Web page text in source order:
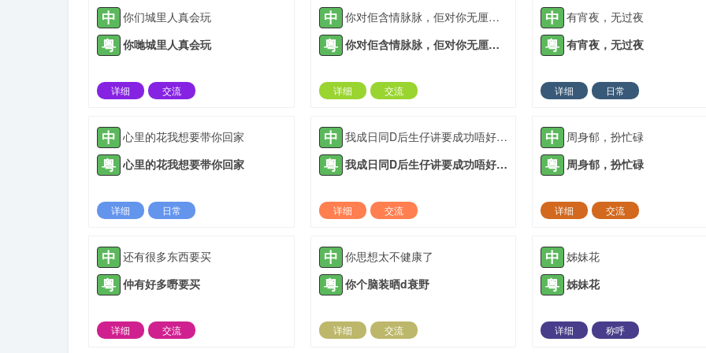
中 你们城里人真会玩
粤 你哋城里人真会玩
详细
交流
中 你对佢含情脉脉，佢对你无厘头七
粤 你对佢含情脉脉，佢对你无厘头七
详细
交流
中 有宵夜，无过夜
粤 有宵夜，无过夜
详细
日常
中 心里的花我想要带你回家
粤 心里的花我想要带你回家
详细
日常
中 我成日同D后生仔讲要成功唔好霖住一步登天
粤 我成日同D后生仔讲要成功唔好霖住一步登天
详细
交流
中 周身郁，扮忙碌
粤 周身郁，扮忙碌
详细
交流
中 还有很多东西要买
粤 仲有好多嘢要买
详细
交流
中 你思想太不健康了
粤 你个脑装晒d衰野
详细
交流
中 姊妹花
粤 姊妹花
详细
称呼